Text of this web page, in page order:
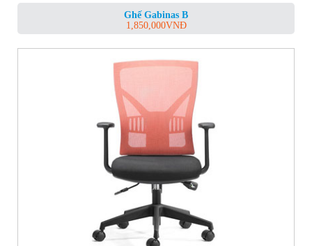
Ghế Gabinas B
1,850,000VNĐ